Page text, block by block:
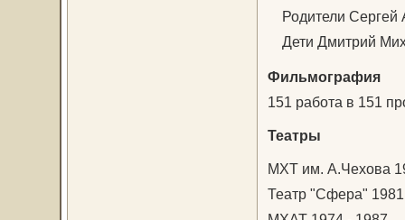
Родители Сергей
Дети Дмитрий
Фильмография
151 работа в 151
Театры
МХТ им. А.Чехова
Театр "Сфера"